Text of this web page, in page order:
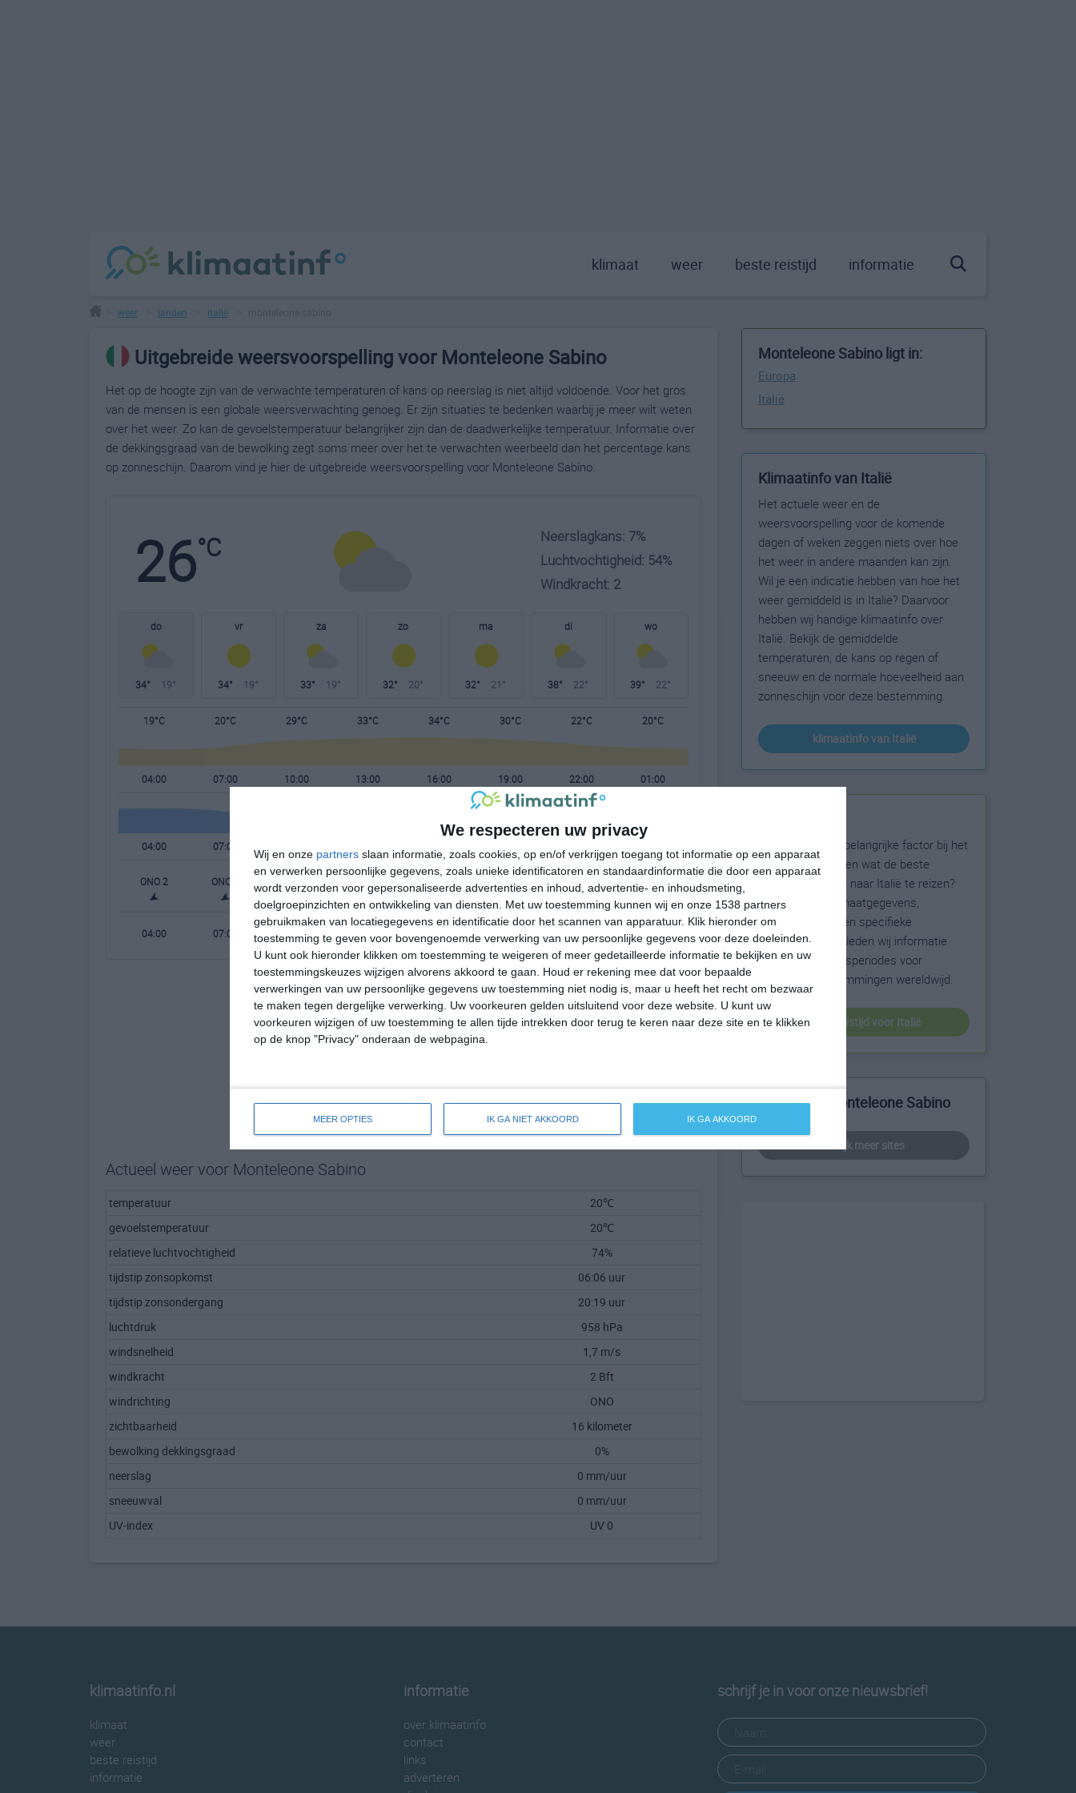
We respecteren uw privacy
Wij en onze partners slaan informatie, zoals cookies, op en/of verkrijgen toegang tot informatie op een apparaat
en verwerken persoonlijke gegevens, zoals unieke identificatoren en standaardinformatie die door een apparaat
wordt verzonden voor gepersonaliseerde advertenties en inhoud, advertentie- en inhoudsmeting,
doelgroepinzichten en ontwikkeling van diensten.
Met uw toestemming kunnen wij en onze 1538 partners
gebruikmaken van locatiegegevens en identificatie door het scannen van apparatuur. Klik hieronder om
toestemming te geven voor bovengenoemde verwerking van uw persoonlijke gegevens voor deze doeleinden.
U kunt ook hieronder klikken om toestemming te weigeren of meer gedetailleerde informatie te bekijken en uw
toestemmingskeuzes wijzigen alvorens akkoord te gaan.
Houd er rekening mee dat voor bepaalde
verwerkingen van uw persoonlijke gegevens uw toestemming niet nodig is, maar u heeft het recht om bezwaar
te maken tegen dergelijke verwerking. Uw voorkeuren gelden uitsluitend voor deze website. U kunt uw
voorkeuren wijzigen of uw toestemming te allen tijde intrekken door terug te keren naar deze site en te klikken
op de knop "Privacy" onderaan de webpagina.
MEER OPTIES IK GA NIET AKKOORD IK GA AKKOORD
klimaat weer beste reistijd informatie
weer landen italië
Uitgebreide weersvoorspelling voor Monteleone Sabino
Het op de hoogte zijn van de verwachte temperaturen of kans op neerslag is niet altijd voldoende. Voor het gros
van de mensen is een globale weersverwachting genoeg. Er zijn situaties te bedenken waarbij je meer wilt weten
over het weer. Zo kan de gevoelstemperatuur belangrijker zijn dan de daadwerkelijke temperatuur. Informatie over
de dekkingsgraad van de bewolking zegt soms meer over het te verwachten weerbeeld dan het percentage kans
op zonneschijn. Daarom vind je hier de uitgebreide weersvoorspelling voor Monteleone Sabino.
26°C
Neerslagkans: 7%
Luchtvochtigheid: 54%
Windkracht: 2
do
34° 19°
vr
34° 19°
za
33° 19°
zo
32° 20°
ma
32° 21°
di
38° 22°
wo
39° 22°
19°C 20°C 29°C 33°C 34°C 30°C 22°C 20°C
04:00 07:00 10:00 13:00 16:00 19:00 22:00 01:00
04:00 07:00
ONO 2 ONO 2 WZW 3 NW 2 ONO 2
04:00 07:00 10:00 19:00
Actueel weer voor Monteleone Sabino
temperatuur
20℃
gevoelstemperatuur
20℃
relatieve luchtvochtigheid
74%
tijdstip zonsopkomst
06:06 uur
tijdstip zonsondergang
20:19 uur
luchtdruk
958 hPa
windsnelheid
1,7 m/s
windkracht
2 Bft
windrichting
ONO
zichtbaarheid
16 kilometer
bewolking dekkingsgraad
0%
neerslag
0 mm/uur
sneeuwval
0 mm/uur
UV-index
UV 0
Monteleone Sabino ligt in:
Europa
Italië
Klimaatinfo van Italië
Het actuele weer en de
weersvoorspelling voor de komende
dagen of weken zeggen niets over hoe
het weer in andere maanden kan zijn.
Wil je een indicatie hebben van hoe het
weer gemiddeld is in Italië? Daarvoor
hebben wij handige klimaatinfo over
Italië. Bekijk de gemiddelde
temperaturen, de kans op regen of
sneeuw en de normale hoeveelheid aan
zonneschijn voor deze bestemming.
klimaatinfo van Italië
Het weer is een belangrijke factor bij het
reizen. Wil je weten wat de beste
maanden zijn om naar Italië te reizen?
Op basis van klimaatgegevens,
weersextremen en specifieke
weerinformatie bieden wij informatie
over de beste reisperiodes voor
duizenden bestemmingen wereldwijd.
beste reistijd voor Italië
Meer over Monteleone Sabino
bekijk meer sites
klimaatinfo.nl
klimaat
weer
beste reistijd
informatie
informatie
over klimaatinfo
contact
links
adverteren
schrijf je in voor onze nieuwsbrief!